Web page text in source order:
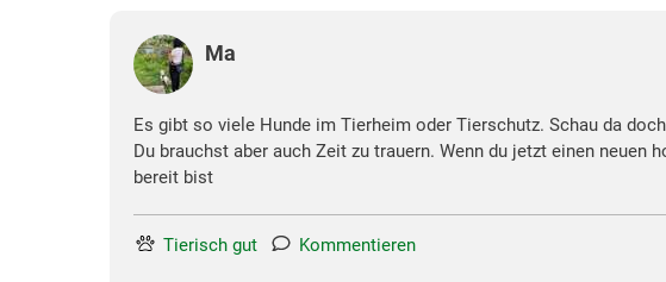
Ma
Es gibt so viele Hunde im Tierheim oder Tierschutz. Schau da
Du brauchst aber auch Zeit zu trauern. Wenn du jetzt einen neuen
bereit bist
Tierisch gut Kommentieren